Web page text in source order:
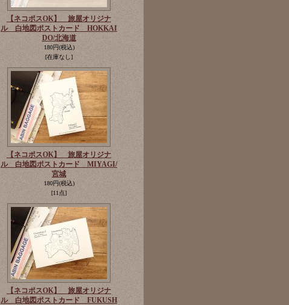
【ネコポスOK】 旅屋オリジナ
ル 白地図ポストカード HOKKAI
DO/北海道
180円(税込)
[在庫なし]
【ネコポスOK】 旅屋オリジナ
ル 白地図ポストカード MIYAGI/
宮城
180円(税込)
[11点]
【ネコポスOK】 旅屋オリジナ
ル 白地図ポストカード FUKUSH